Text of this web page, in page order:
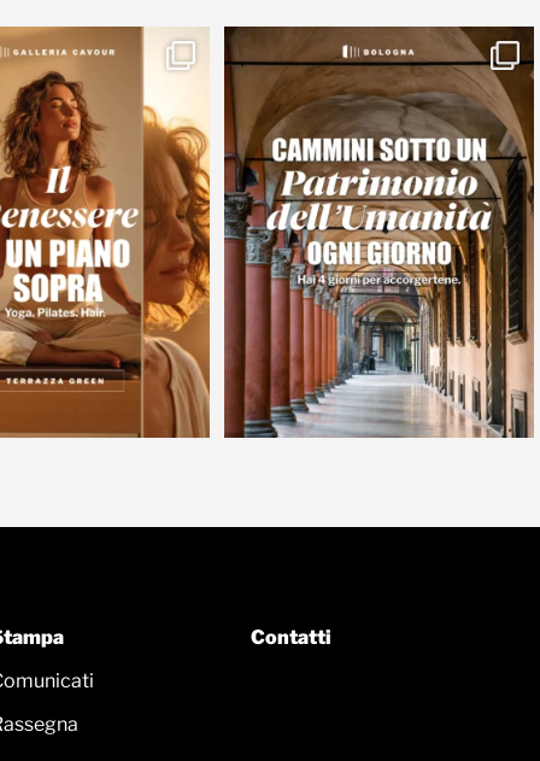
di passare un sabato a
Bologna che
23
🏛️ Dal 4 al 7 giugno, Bologna si veste da
festa....
2
Contatti